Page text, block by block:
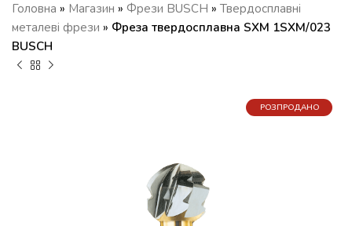
Головна » Магазин » Фрези BUSCH » Твердосплавні
металеві фрези » Фреза твердосплавна SXM 1SXM/023
BUSCH
РОЗПРОДАНО